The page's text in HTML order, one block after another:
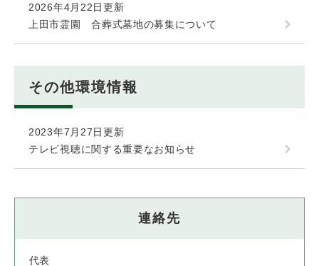
2026年4月22日更新
上田市霊園 合葬式墓地の募集について
その他環境情報
2023年7月27日更新
テレビ視聴に関する重要なお知らせ
連絡先
代表